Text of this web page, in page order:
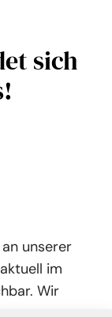
sich
unserer
im
Wir